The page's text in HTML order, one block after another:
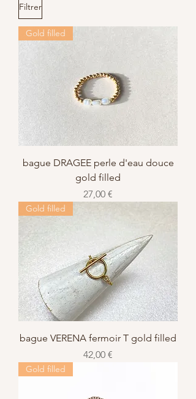
Filtrer
Gold filled
bague DRAGEE perle d'eau douce
gold filled
Prix
27,00 €
Gold filled
bague VERENA fermoir T gold filled
Prix
42,00 €
Gold filled